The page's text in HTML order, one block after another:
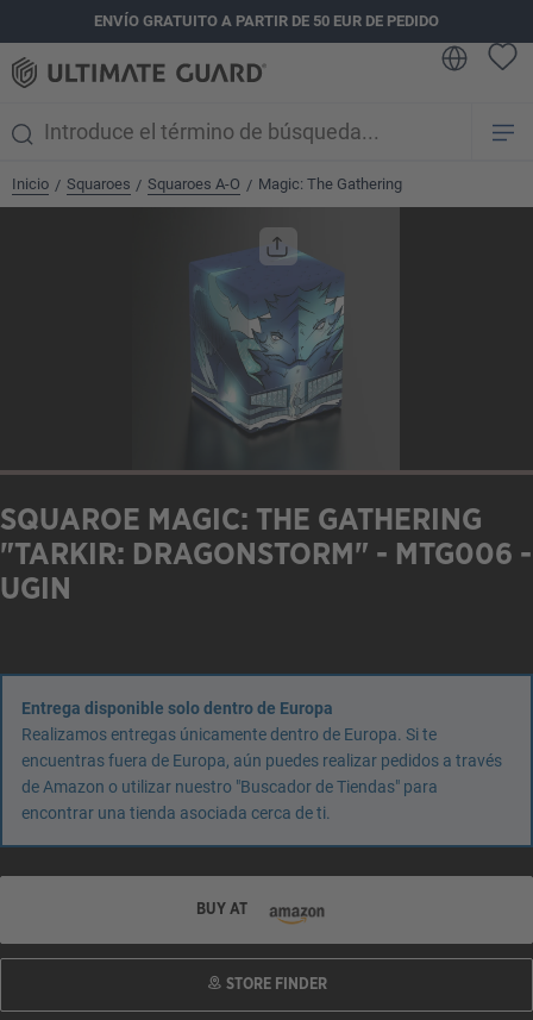
principalENVÍO GRATUITO A PARTIR DE 50 EUR DE PEDIDO
Inicio / Squaroes / Squaroes A-O / Magic: The Gathering
SQUAROE MAGIC: THE GATHERING
"TARKIR: DRAGONSTORM" - MTG006 -
UGIN
Entrega disponible solo dentro de Europa
Realizamos entregas únicamente dentro de Europa. Si te
encuentras fuera de Europa, aún puedes realizar pedidos a través
de Amazon o utilizar nuestro "Buscador de Tiendas" para
encontrar una tienda asociada cerca de ti.
BUY AT
STORE FINDER